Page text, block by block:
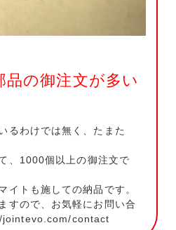
品の御注文が多い
るわけでは無く、たまた
、1000個以上の御注文で
トも施しての納品です。
すので、お気軽にお問い合
contact